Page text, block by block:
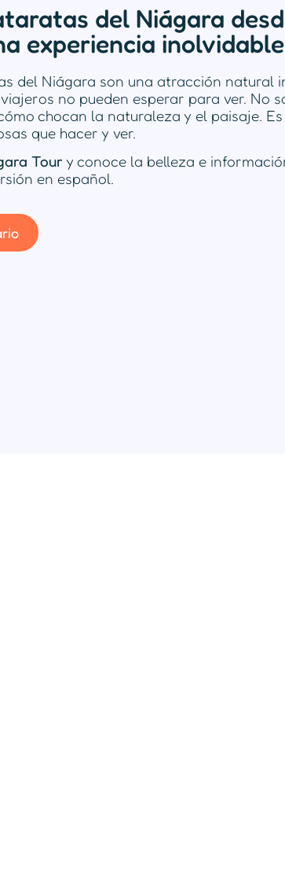
del Niágara
experiencia inolvidable
del Niágara son una atracción natural
no pueden esperar para ver. No
chocan la naturaleza y el paisaje.
que hacer y ver.
Tour y conoce la belleza e
en español.